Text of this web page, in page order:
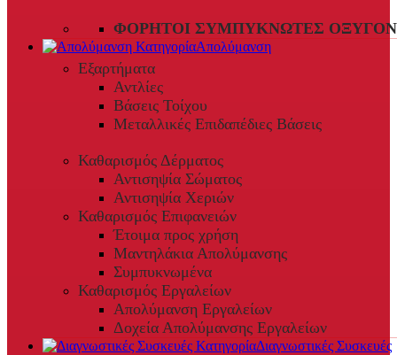
ΦΟΡΗΤΟΊ ΣΥΜΠΥΚΝΩΤΈΣ
Απολύμανση
Εξαρτήματα
Αντλίες
Βάσεις Τοίχου
Μεταλλικές Επιδαπέδιες Βάσεις
Καθαρισμός Δέρματος
Αντισηψία Σώματος
Αντισηψία Χεριών
Καθαρισμός Επιφανειών
Έτοιμα προς χρήση
Μαντηλάκια Απολύμανσης
Συμπυκνωμένα
Καθαρισμός Εργαλείων
Απολύμανση Εργαλείων
Δοχεία Απολύμανσης Εργαλείων
Διαγνωστικές Συσκευές